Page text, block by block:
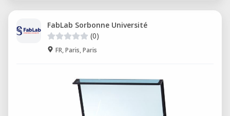
FabLab Sorbonne Université
(0)
FR, Paris, Paris